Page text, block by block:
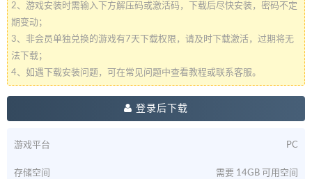
2、游戏安装时需输入下方解压码或激活码，下载后尽快安装，密码不定
期变动；
3、非会员单独兑换的游戏有7天下载权限，请及时下载激活，过期将无
法下载；
4、如遇下载安装问题，可在常见问题中查看教程或联系客服。
登录后下载
游戏平台 PC
存储空间 需要 14GB 可用空间